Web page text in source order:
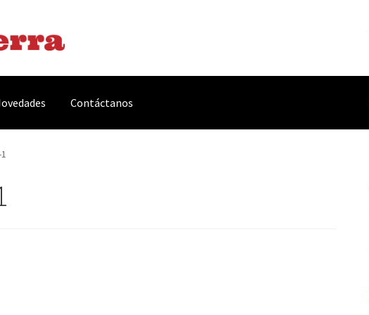
Contáctanos
y Embutidos
Complementos y Servicios